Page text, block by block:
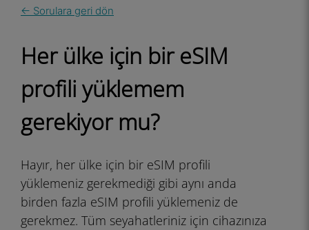
← Sorulara geri dön
Her ülke için bir eSIM
profili yüklemem
gerekiyor mu?
Hayır, her ülke için bir eSIM profili
yüklemeniz gerekmediği gibi aynı anda
birden fazla eSIM profili yüklemeniz de
gerekmez. Tüm seyahatleriniz için cihazınıza